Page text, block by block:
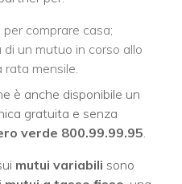
comprare casa;
un mutuo in corso allo
mensile.
è anche disponibile un
gratuita e senza
verde 800.99.99.95
mutui variabili sono